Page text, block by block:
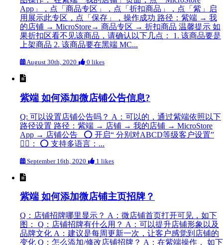
App」，点「商品专区」，点「折扣商品」，点「紫」启
用展示此专区，点「保存」，操作成功 路径：紫端 → 我
的店铺 → MicroStore→ 商品专区 → 折扣商品 温馨提示 如
果折扣区看不见该商品，请确认以下几点： 1. 该商品要是
上架商品 2. 该商品要在黑端 MC...
August 30th, 2020 0 likes
紫端 如何添加微店铺公告信息?
Q: 可以设置店铺公告吗？ A：可以的，通过紫端依照以下
路径设置 路径：紫端 → 店铺 → 我的店铺 → MicroStore
App → 店铺公告 ⭕️ 开启“ 分别对ABCD等级客户设置”
👇🏻： ⭕️ 支持多语言：...
September 16th, 2020 1 likes
紫端 如何添加微店铺主页招牌？
Q：店铺招牌哪里显示？ A：微店铺首页打开可见，如下
图： Q：店铺招牌有什么用？ A：可以提升店铺形象以及
品牌文化 A：建议是每周更新一次，让客户感觉到店铺的
变化 Q：怎么添加/修改店铺招牌？ A：在紫端操作， 如下